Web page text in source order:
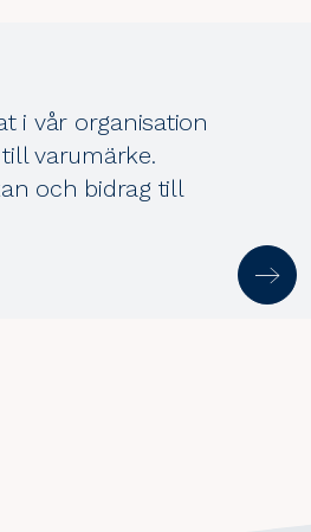
i vår organisation
varumärke.
och bidrag till